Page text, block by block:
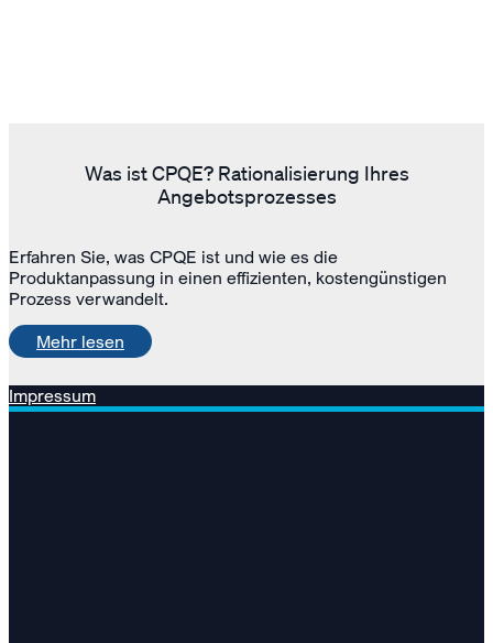
Was ist CPQE? Rationalisierung Ihres
Angebotsprozesses
Erfahren Sie, was CPQE ist und wie es die
Produktanpassung in einen effizienten, kostengünstigen
Prozess verwandelt.
Mehr lesen
Impressum